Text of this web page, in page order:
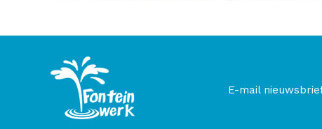
E-mail